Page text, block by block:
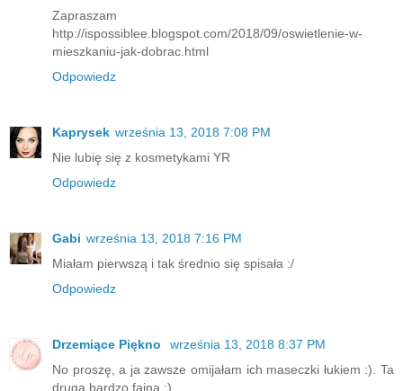
Zapraszam
http://ispossiblee.blogspot.com/2018/09/oswietlenie-w-
mieszkaniu-jak-dobrac.html
Odpowiedz
Kaprysek września 13, 2018 7:08 PM
Nie lubię się z kosmetykami YR
Odpowiedz
Gabi września 13, 2018 7:16 PM
Miałam pierwszą i tak średnio się spisała :/
Odpowiedz
Drzemiące Piękno
września 13, 2018 8:37 PM
No proszę, a ja zawsze omijałam ich maseczki łukiem :). Ta
druga bardzo fajna :)